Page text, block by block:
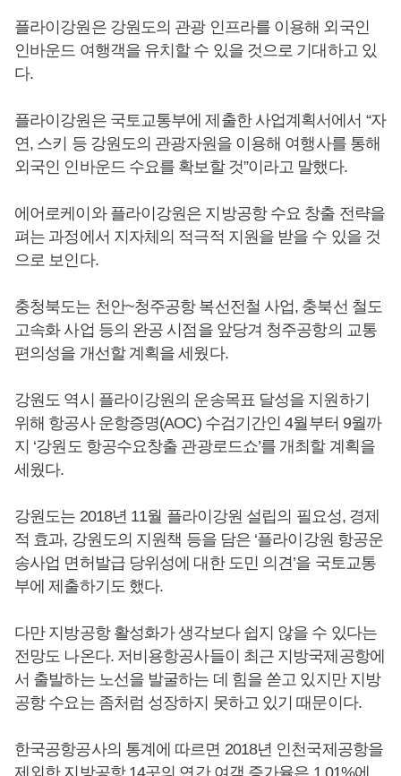
플라이강원은 강원도의 관광 인프라를 이용해 외국인
인바운드 여행객을 유치할 수 있을 것으로 기대하고 있
다.
플라이강원은 국토교통부에 제출한 사업계획서에서 “자
연, 스키 등 강원도의 관광자원을 이용해 여행사를 통해
외국인 인바운드 수요를 확보할 것”이라고 말했다.
에어로케이와 플라이강원은 지방공항 수요 창출 전략을
펴는 과정에서 지자체의 적극적 지원을 받을 수 있을 것
으로 보인다.
충청북도는 천안~청주공항 복선전철 사업, 충북선 철도
고속화 사업 등의 완공 시점을 앞당겨 청주공항의 교통
편의성을 개선할 계획을 세웠다.
강원도 역시 플라이강원의 운송목표 달성을 지원하기
위해 항공사 운항증명(AOC) 수검기간인 4월부터 9월까
지 ‘강원도 항공수요창출 관광로드쇼’를 개최할 계획을
세웠다.
강원도는 2018년 11월 플라이강원 설립의 필요성, 경제
적 효과, 강원도의 지원책 등을 담은 ‘플라이강원 항공운
송사업 면허발급 당위성에 대한 도민 의견’을 국토교통
부에 제출하기도 했다.
다만 지방공항 활성화가 생각보다 쉽지 않을 수 있다는
전망도 나온다. 저비용항공사들이 최근 지방국제공항에
서 출발하는 노선을 발굴하는 데 힘을 쏟고 있지만 지방
공항 수요는 좀처럼 성장하지 못하고 있기 때문이다.
한국공항공사의 통계에 따르면 2018년 인천국제공항을